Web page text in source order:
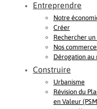
Entreprendre
Notre
Créer
Rechercher
Nos
Dérogation au
Construire
Urbanisme
Révision du
en Valeur